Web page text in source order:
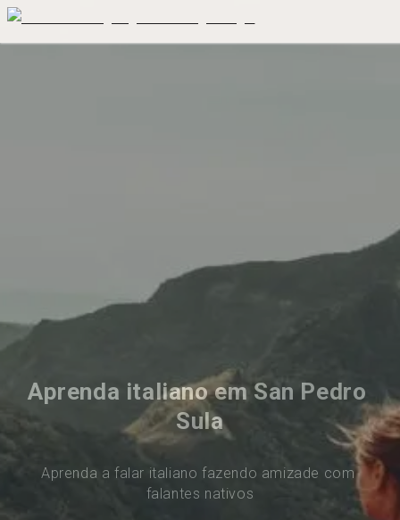
Aprenda italiano em San Pedro
Sula
Aprenda a falar italiano fazendo amizade com
falantes nativos